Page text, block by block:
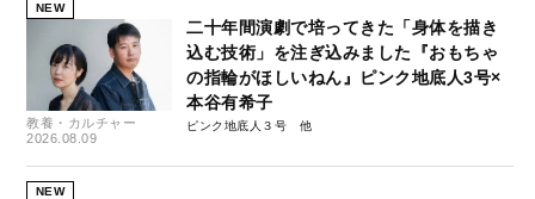
NEW
教養・カルチャー
2026.08.09
二十年間演劇で培ってきた「身体を描き
込む技術」を注ぎ込みました『おもちゃ
の指輪がほしいねん』ピンク地底人3号×
本谷有希子
ピンク地底人３号
NEW